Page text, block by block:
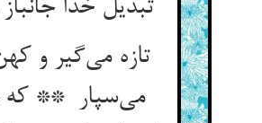
تازه می‌گیر و
می‌سپار ** که